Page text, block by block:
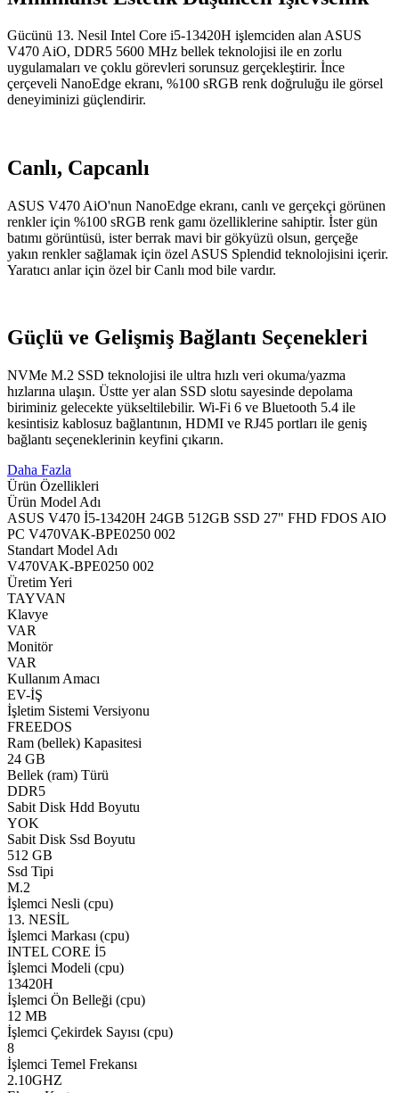
Gücünü 13. Nesil Intel Core i5-13420H işlemciden alan ASUS
V470 AiO, DDR5 5600 MHz bellek teknolojisi ile en zorlu
uygulamaları ve çoklu görevleri sorunsuz gerçekleştirir. İnce
çerçeveli NanoEdge ekranı, %100 sRGB renk doğruluğu ile görsel
deneyiminizi güçlendirir.
Canlı, Capcanlı
ASUS V470 AiO'nun NanoEdge ekranı, canlı ve gerçekçi görünen
renkler için %100 sRGB renk gamı özelliklerine sahiptir. İster gün
batımı görüntüsü, ister berrak mavi bir gökyüzü olsun, gerçeğe
yakın renkler sağlamak için özel ASUS Splendid teknolojisini içerir.
Yaratıcı anlar için özel bir Canlı mod bile vardır.
Güçlü ve Gelişmiş Bağlantı Seçenekleri
NVMe M.2 SSD teknolojisi ile ultra hızlı veri okuma/yazma
hızlarına ulaşın. Üstte yer alan SSD slotu sayesinde depolama
biriminiz gelecekte yükseltilebilir. Wi-Fi 6 ve Bluetooth 5.4 ile
kesintisiz kablosuz bağlantının, HDMI ve RJ45 portları ile geniş
bağlantı seçeneklerinin keyfini çıkarın.
Daha Fazla
Ürün Özellikleri
Ürün Model Adı
ASUS V470 İ5-13420H 24GB 512GB SSD 27" FHD FDOS AIO
PC V470VAK-BPE0250 002
Standart Model Adı
V470VAK-BPE0250 002
Üretim Yeri
TAYVAN
Klavye
VAR
Monitör
VAR
Kullanım Amacı
EV-İŞ
İşletim Sistemi Versiyonu
FREEDOS
Ram (bellek) Kapasitesi
24 GB
Bellek (ram) Türü
DDR5
Sabit Disk Hdd Boyutu
YOK
Sabit Disk Ssd Boyutu
512 GB
Ssd Tipi
M.2
İşlemci Nesli (cpu)
13. NESİL
İşlemci Markası (cpu)
INTEL CORE İ5
İşlemci Modeli (cpu)
13420H
İşlemci Ön Belleği (cpu)
12 MB
İşlemci Çekirdek Sayısı (cpu)
8
İşlemci Temel Frekansı
2.10GHZ